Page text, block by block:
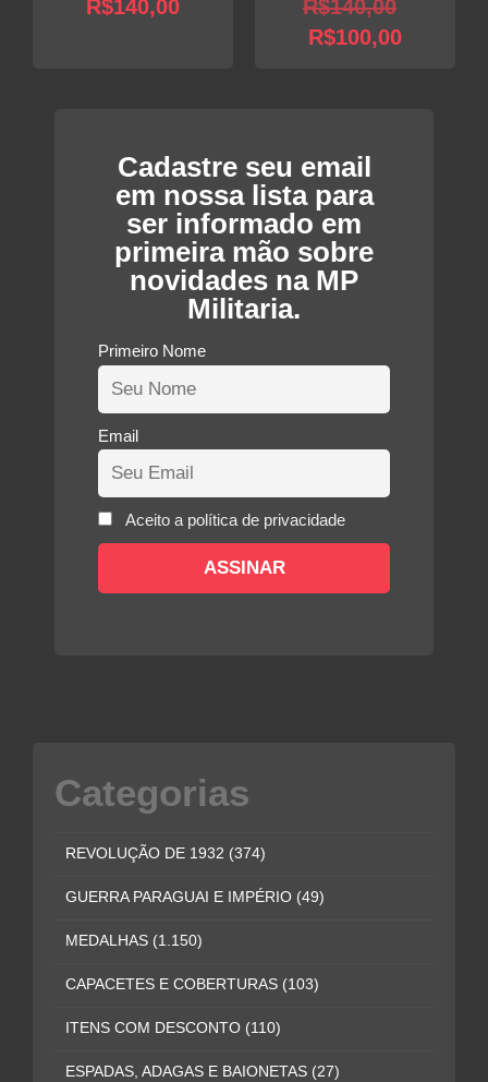
R$140,00 R$140,00
R$100,00O
Cadastre seu email
em nossa lista para
ser informado em
primeira mão sobre
novidades na MP
Militaria.
Primeiro Nome
Email
Aceito a política de privacidade
Categorias
REVOLUÇÃO DE 1932 (374)
GUERRA PARAGUAI E IMPÉRIO (49)
MEDALHAS (1.150)
CAPACETES E COBERTURAS (103)
ITENS COM DESCONTO (110)
ESPADAS, ADAGAS E BAIONETAS (27)